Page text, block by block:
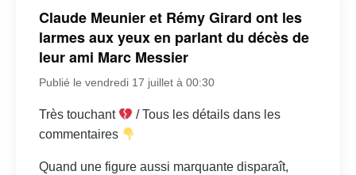
Claude Meunier et Rémy Girard ont les
larmes aux yeux en parlant du décès de
leur ami Marc Messier
Publié le vendredi 17 juillet à 00:30
Très touchant
/ Tous les détails dans les
commentaires
Quand une figure aussi marquante disparaît,